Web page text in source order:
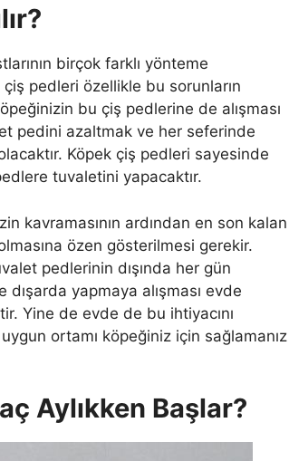
birçok farklı yönteme
pedleri özellikle bu sorunların
bu çiş pedlerine de alışması
pedini azaltmak ve her seferinde
Köpek çiş pedleri sayesinde
tuvaletini yapacaktır.
kavramasının ardından en son kalan
özen gösterilmesi gerekir.
pedlerinin dışında her gün
dışarda yapmaya alışması evde
Yine de evde de bu ihtiyacını
ortamı köpeğiniz için sağlamanız
Aylıkken Başlar?